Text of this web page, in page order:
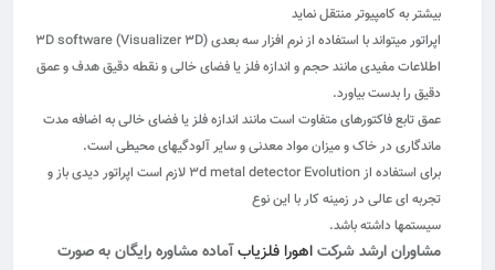
بیشتر به کامپیوتر منتقل نماید
اپراتور میتواند با استفاده از نرم افزار سه بعدی (۳D software (Visualizer 3D
اطلاعات مفیدی مانند حجم و اندازه فلز یا فضای خالی و نقطه دقیق هدف و عمق
دقیق را بدست بیاورد.
عمق تابع فاکتورهای متفاوت است مانند اندازه فلز یا فضای خالی به اضافه مدت
ماندگاری در خاک و میزان مواد معدنی و سایر آلودگیهای محیطی است.
برای استفاده از ۳d metal detector Evolution لازم است اپراتور دیدی باز و
تجربه ای عالی در زمینه کار با این نوع
سیستمها داشته باشد.
مشاوران ارشد شرکتاهورا فلزیابآماده مشاوره رایگان به صورت